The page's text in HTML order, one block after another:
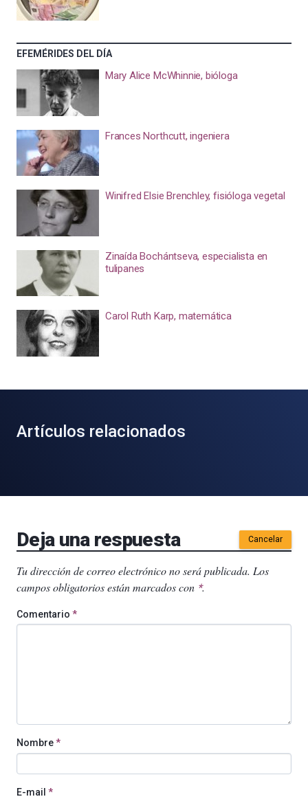
EFEMÉRIDES DEL DÍA
Mary Alice McWhinnie, bióloga
Frances Northcutt, ingeniera
Winifred Elsie Brenchley, fisióloga vegetal
Zinaída Bochántseva, especialista en
tulipanes
Carol Ruth Karp, matemática
Artículos relacionados
Deja una respuesta Cancelar
Tu dirección de correo electrónico no será publicada. Los
campos obligatorios están marcados con *.
Comentario *
Nombre*
E-mail *